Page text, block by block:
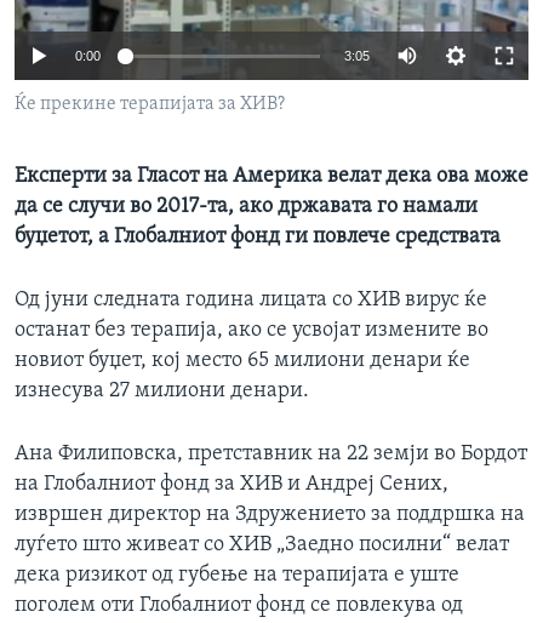
ИНТЕРВЈУА
Јазици
0:00 3:05
Ќе прекине терапијата за ХИВ?
Експерти за Гласот на Америка велат дека ова може
да се случи во 2017-та, ако државата го намали
буџетот, а Глобалниот фонд ги повлече средствата
Од јуни следната година лицата со ХИВ вирус ќе
останат без терапија, ако се усвојат измените во
новиот буџет, кој место 65 милиони денари ќе
изнесува 27 милиони денари.
Ана Филиповска, претставник на 22 земји во Бордот
на Глобалниот фонд за ХИВ и Андреј Сених,
извршен директор на Здружението за поддршка на
луѓето што живеат со ХИВ „Заедно посилни“ велат
дека ризикот од губење на терапијата е уште
поголем оти Глобалниот фонд се повлекува од